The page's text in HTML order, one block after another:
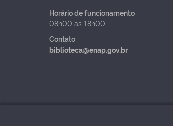
Horário de funcionamento
08h00 às 18h00
Contato
biblioteca@enap.gov.br